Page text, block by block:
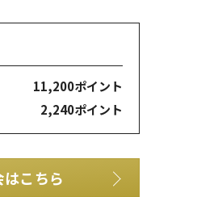
11,200ポイント
2,240ポイント
こちら